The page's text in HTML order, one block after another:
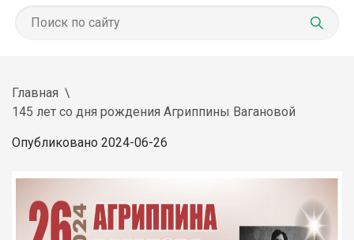
Главная
145 лет со дня рождения Агриппины Вагановой
Опубликовано 2024-06-26